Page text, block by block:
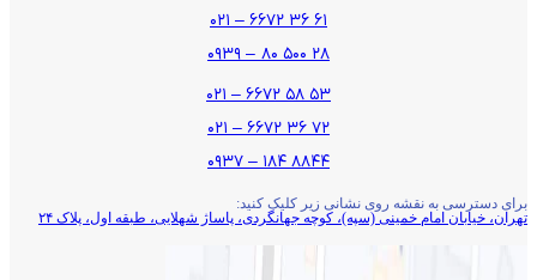
۶۱ ۳۶ ۶۶۷۲ – ۰۲۱
۲۸ ۵۰۰ ۸۰ – ۰۹۳۹
۵۳ ۵۸ ۶۶۷۲ – ۰۲۱
۷۲ ۳۶ ۶۶۷۲ – ۰۲۱
۸۸۴۴ ۱۸۴ – ۰۹۳۷
برای دسترسی به نقشه روی نشانی زیر کلیک کنید:
تهران، خیابان امام خمینی (سپه)، کوچه جهانگردی،‌ پاساژ شهلایی، طبقه اول، پلاک ۲۴